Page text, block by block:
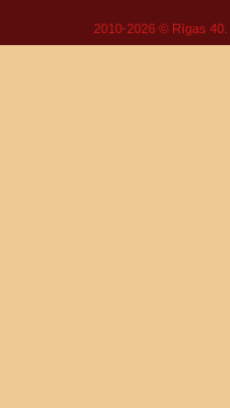
2010-2026 © Rīgas